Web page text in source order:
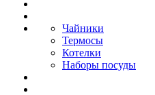
Чайники
Термосы
Котелки
Наборы посуды